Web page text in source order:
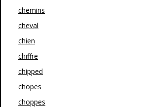
chemins
cheval
chien
chiffre
chipped
chopes
choppes